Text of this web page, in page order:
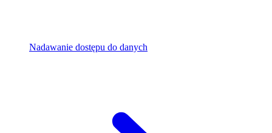
Nadawanie dostępu do danych